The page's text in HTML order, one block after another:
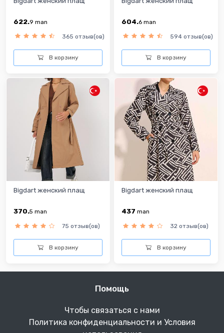
622.9 man
365 отзыв(ов)
В корзину
604.6 man
594 отзыв(ов)
В корзину
Bigdart женский плащ
370.5 man
75 отзыв(ов)
В корзину
Bigdart женский плащ
437 man
32 отзыв(ов)
В корзину
Помощь
Чтобы связаться с нами
Политика конфиденциальности и Условия